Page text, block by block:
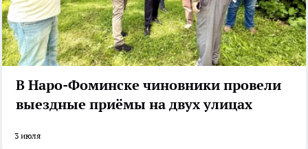
В Наро-Фоминске чиновники провели
выездные приёмы на двух улицах
3 июля